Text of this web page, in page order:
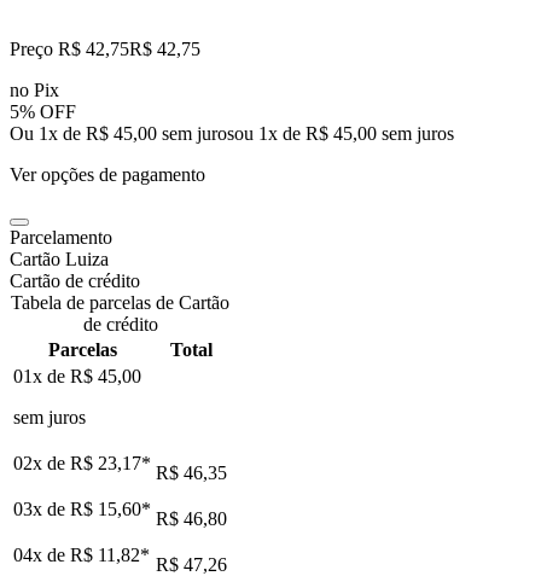
Preço R$ 42,75R$ 42,75
no Pix
5% OFF
Ou 1x de R$ 45,00 sem jurosou 1x de R$ 45,00 sem juros
Ver opções de pagamento
Parcelamento
Cartão Luiza
Cartão de crédito
Tabela de parcelas de Cartão
de crédito
Parcelas
Total
01x de R$ 45,00
sem juros
02x de R$ 23,17* R$ 46,35
03x de R$ 15,60* R$ 46,80
04x de R$ 11,82* R$ 47,26